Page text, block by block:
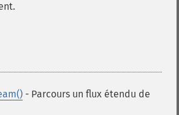
- Parcours un flux étendu de